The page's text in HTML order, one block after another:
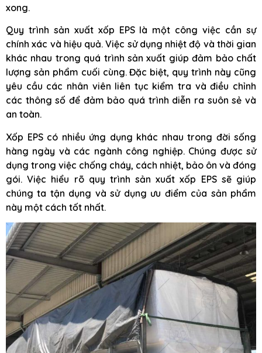
xong.
Quy trình sản xuất xốp EPS là một công việc cần sự
chính xác và hiệu quả. Việc sử dụng nhiệt độ và thời gian
khác nhau trong quá trình sản xuất giúp đảm bảo chất
lượng sản phẩm cuối cùng. Đặc biệt, quy trình này cũng
yêu cầu các nhân viên liên tục kiểm tra và điều chỉnh
các thông số để đảm bảo quá trình diễn ra suôn sẻ và
an toàn.
Xốp EPS có nhiều ứng dụng khác nhau trong đời sống
hàng ngày và các ngành công nghiệp. Chúng được sử
dụng trong việc chống cháy, cách nhiệt, bảo ôn và đóng
gói. Việc hiểu rõ quy trình sản xuất xốp EPS sẽ giúp
chúng ta tận dụng và sử dụng ưu điểm của sản phẩm
này một cách tốt nhất.